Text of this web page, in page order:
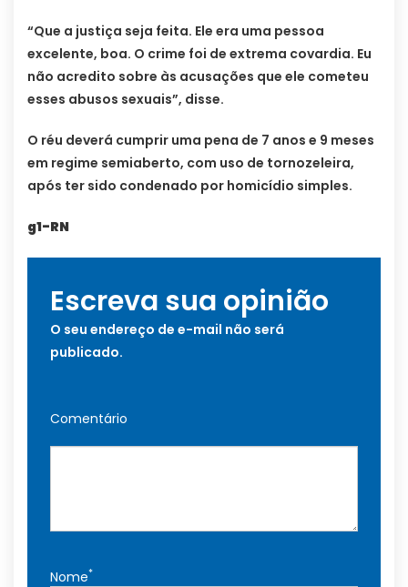
“Que a justiça seja feita. Ele era uma pessoa
excelente, boa. O crime foi de extrema covardia. Eu
não acredito sobre às acusações que ele cometeu
esses abusos sexuais”, disse.
O réu deverá cumprir uma pena de 7 anos e 9 meses
em regime semiaberto, com uso de tornozeleira,
após ter sido condenado por homicídio simples.
g1-RN
Escreva sua opinião
O seu endereço de e-mail não será
publicado.
Comentário
Nome*